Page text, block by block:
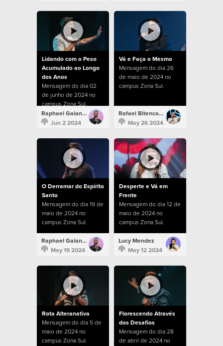
Lidando com o Peso
Acumulado ao Longo
dos Anos
Mensagem do dia 02
de junho de 2024 no
campus Zona Sul.
Raphael Galante
Jun 2 2024
Vá e Faça o Mesmo
Mensagem do dia 26
de maio de 2024 no
campus Zona Sul.
Rafael Bitencourt
May 26 2024
O Derramar do Espírito
Santo
Mensagem do dia 19 de
maio de 2024 no
campus Zona Sul.
Raphael Galante
May 19 2024
Desperte e Vá em
Frente
Mensagem do dia 12 de
maio de 2024 no
campus Zona Sul.
Lucy Mendez
May 12 2024
Rota Alteranativa
Mensagem do dia 5 de
maio de 2024 no
campus Zona Sul.
Florescendo Através
dos Desafios
Mensagem do dia 28
de abril de 2024 no